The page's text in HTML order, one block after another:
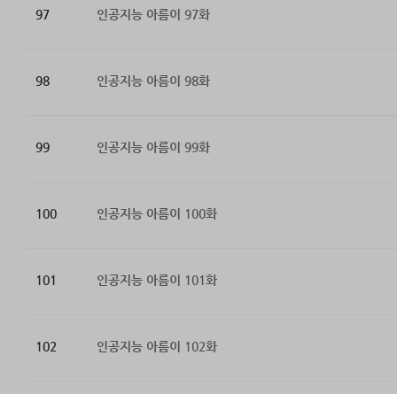
97 인공지능 아름이 97화
98 인공지능 아름이 98화
99 인공지능 아름이 99화
100 인공지능 아름이 100화
101 인공지능 아름이 101화
102 인공지능 아름이 102화